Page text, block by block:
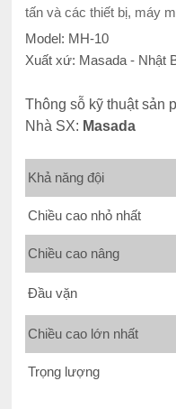
tấn và các thiết bị, máy
Model: MH-10
Xuất xứ: Masada - Nhật
Thông sỗ kỹ thuật sản
Nhà SX: Masada
Khả năng đội
Chiều cao nhỏ nhất
Chiều cao nâng
Đầu vặn
Chiều cao lớn nhất
Trọng lượng